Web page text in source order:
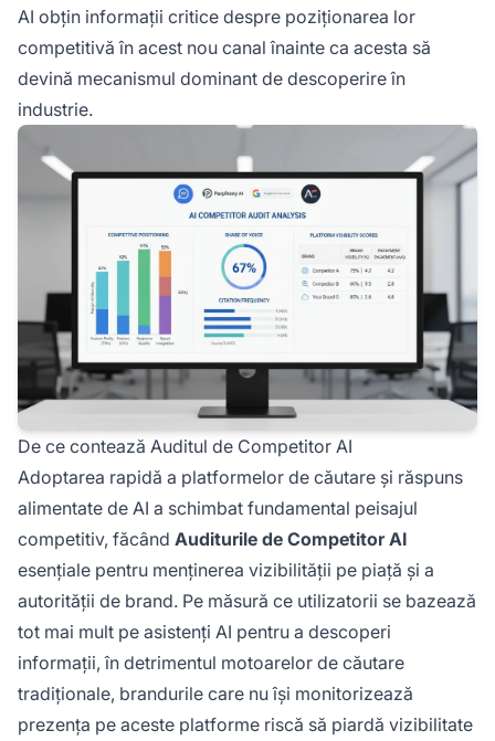
AI obțin informații critice despre poziționarea lor
competitivă în acest nou canal înainte ca acesta să
devină mecanismul dominant de descoperire în
industrie.
De ce contează Auditul de Competitor AI
Adoptarea rapidă a platformelor de căutare și răspuns
alimentate de AI a schimbat fundamental peisajul
competitiv, făcând Auditurile de Competitor AI
esențiale pentru menținerea vizibilității pe piață și a
autorității de brand. Pe măsură ce utilizatorii se bazează
tot mai mult pe asistenți AI pentru a descoperi
informații, în detrimentul motoarelor de căutare
tradiționale, brandurile care nu își monitorizează
prezența pe aceste platforme riscă să piardă vizibilitate